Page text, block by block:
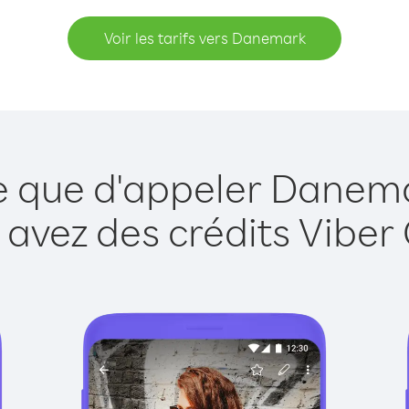
Voir les tarifs vers Danemark
que d'appeler
des crédits Viber